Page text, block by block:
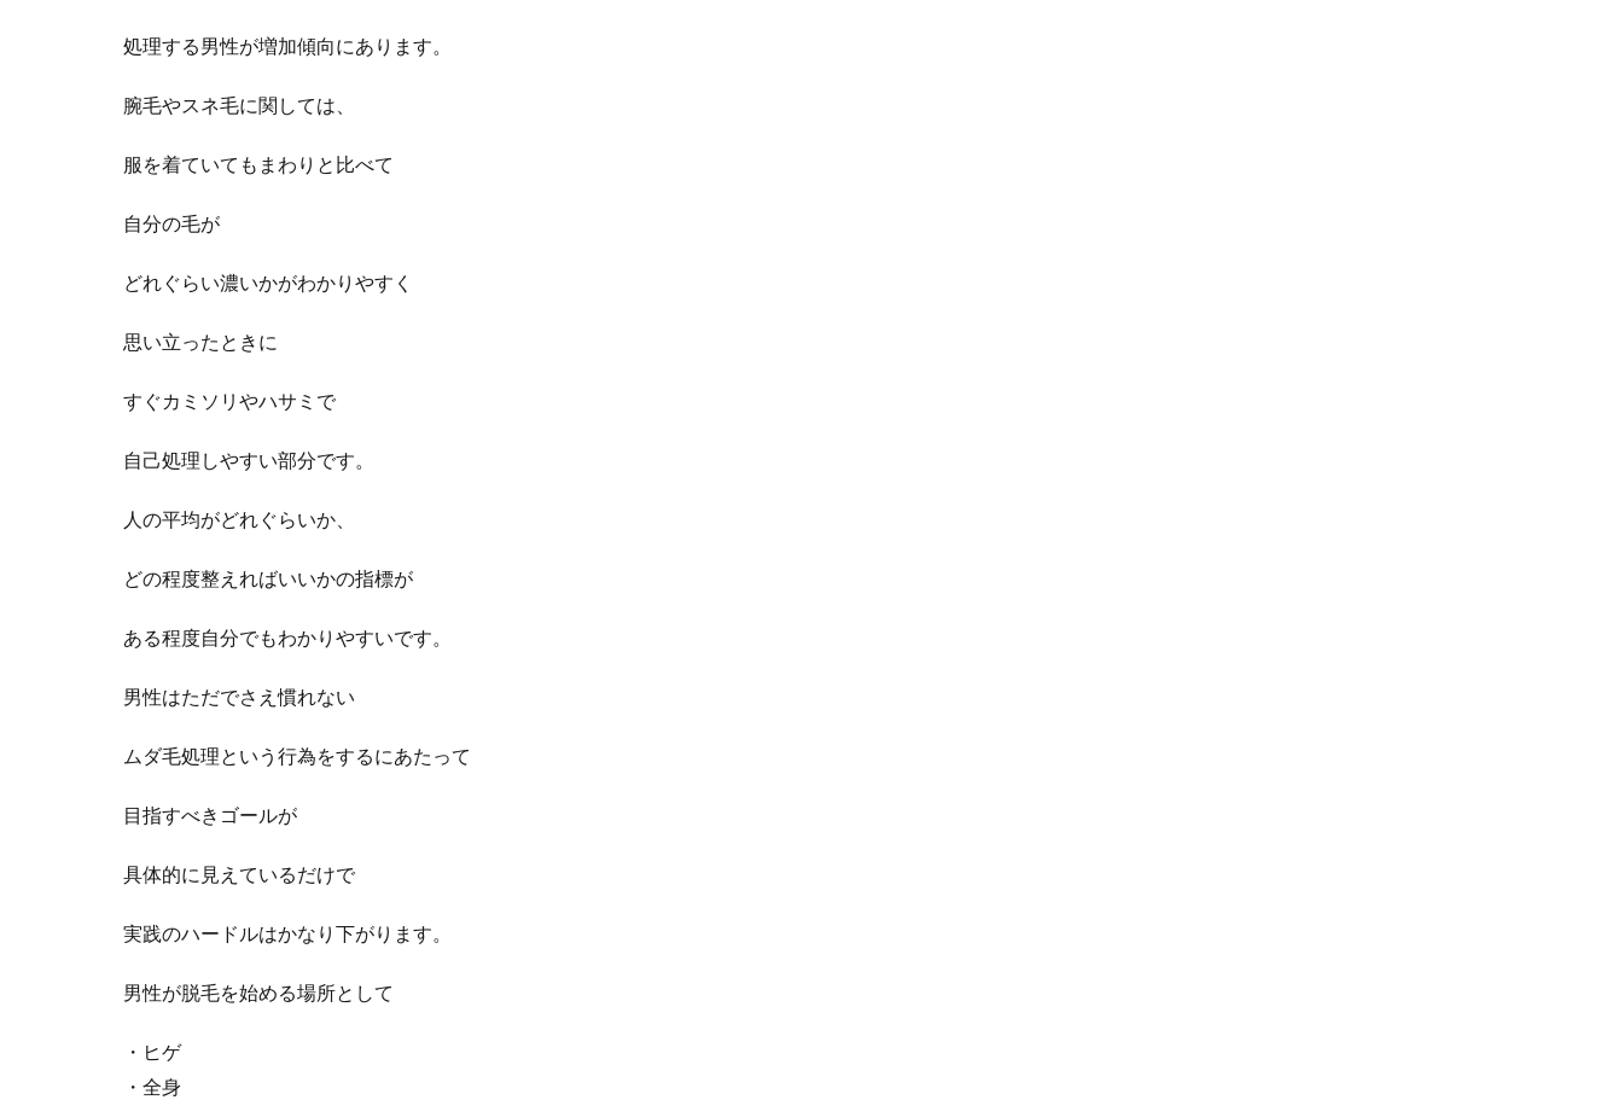
処理する男性が増加傾向にあります。
腕毛やスネ毛に関しては、
服を着ていてもまわりと比べて
自分の毛が
どれぐらい濃いかがわかりやすく
思い立ったときに
すぐカミソリやハサミで
自己処理しやすい部分です。
人の平均がどれぐらいか、
どの程度整えればいいかの指標が
ある程度自分でもわかりやすいです。
男性はただでさえ慣れない
ムダ毛処理という行為をするにあたって
目指すべきゴールが
具体的に見えているだけで
実践のハードルはかなり下がります。
男性が脱毛を始める場所として
・ヒゲ
・全身